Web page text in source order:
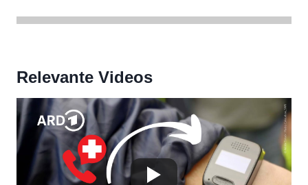
Relevante Videos